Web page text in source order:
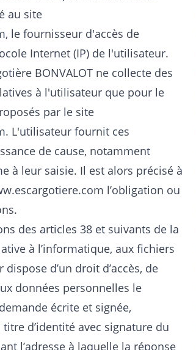
au site
, le fournisseur d'accès de
Internet (IP) de l'utilisateur.
BONVALOT ne collecte des
à l'utilisateur que pour le
par le site
. L'utilisateur fournit ces
de cause, notamment
à leur saisie. Il est alors précisé à
l’obligation ou
des articles 38 et suivants de la
à l’informatique, aux fichiers
d’un droit d’accès, de
données personnelles le
écrite et signée,
d’identité avec signature du
l’adresse à laquelle la réponse